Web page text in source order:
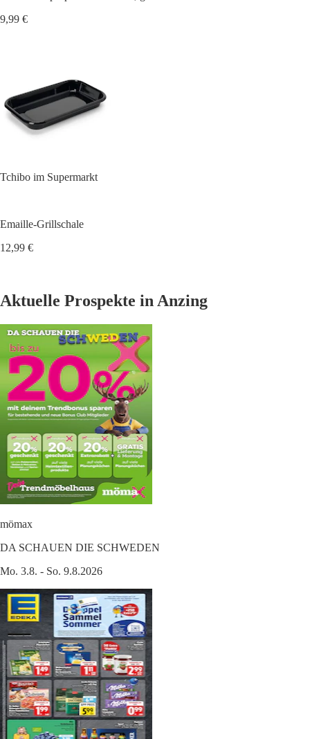
9,99 €
Tchibo im Supermarkt
Emaille-Grillschale
12,99 €
Aktuelle Prospekte in Anzing
mömax
DA SCHAUEN DIE SCHWEDEN
Mo. 3.8. - So. 9.8.2026